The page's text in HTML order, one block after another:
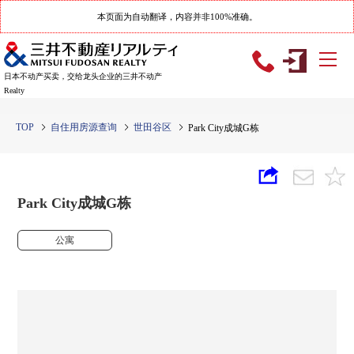
本页面为自动翻译，内容并非100%准确。
日本不动产买卖，交给龙头企业的三井不动产
Realty
TOP 自住用房源查询 世田谷区 Park City成城G栋
Park City成城G栋
公寓